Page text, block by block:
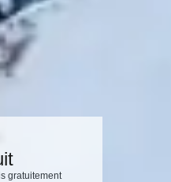
gratuitement